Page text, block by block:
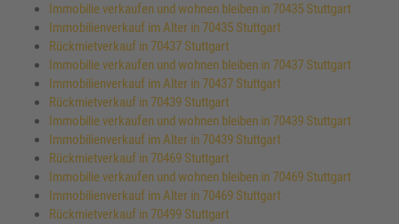
Immobilie verkaufen und wohnen bleiben in 70435 Stuttgart
Immobilienverkauf im Alter in 70435 Stuttgart
Rückmietverkauf in 70437 Stuttgart
Immobilie verkaufen und wohnen bleiben in 70437 Stuttgart
Immobilienverkauf im Alter in 70437 Stuttgart
Rückmietverkauf in 70439 Stuttgart
Immobilie verkaufen und wohnen bleiben in 70439 Stuttgart
Immobilienverkauf im Alter in 70439 Stuttgart
Rückmietverkauf in 70469 Stuttgart
Immobilie verkaufen und wohnen bleiben in 70469 Stuttgart
Immobilienverkauf im Alter in 70469 Stuttgart
Rückmietverkauf in 70499 Stuttgart